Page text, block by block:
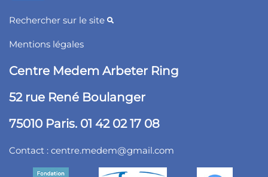
Rechercher sur le site
Mentions légales
Centre Medem Arbeter Ring
52 rue René Boulanger
75010 Paris. 01 42 02 17 08
Contact : centre.medem@gmail.com